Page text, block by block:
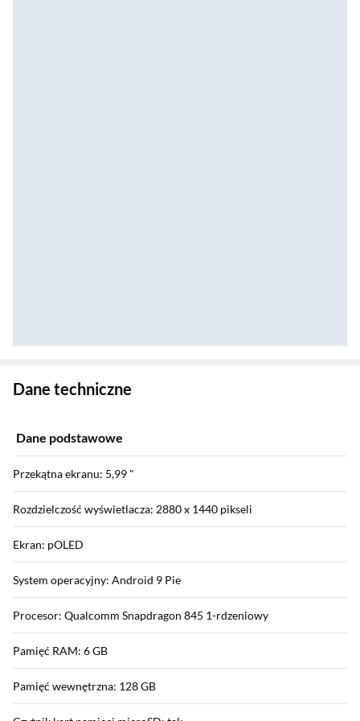
Dane techniczne
Dane podstawowe
Przekątna ekranu: 5,99 "
Rozdzielczość wyświetlacza: 2880 x 1440 pikseli
Ekran: pOLED
System operacyjny: Android 9 Pie
Procesor: Qualcomm Snapdragon 845 1-rdzeniowy
Pamięć RAM: 6 GB
Pamięć wewnętrzna: 128 GB